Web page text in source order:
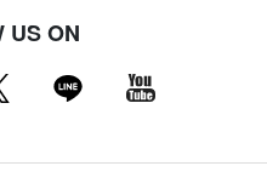
US ON